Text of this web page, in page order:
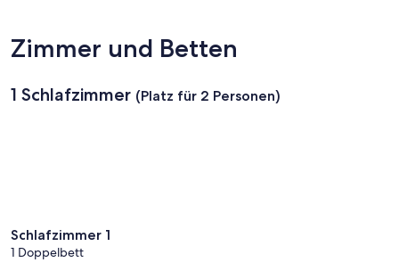
Zimmer und Betten
1 Schlafzimmer (Platz für 2 Personen)
Schlafzimmer 1
1 Doppelbett